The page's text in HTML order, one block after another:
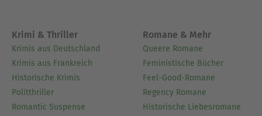
Krimi & Thriller
Krimis aus Deutschland
Krimis aus Frankreich
Historische Krimis
Politthriller
Romantic Suspense
Romane & Mehr
Queere Romane
Feministische Bücher
Feel-Good-Romane
Regency Romane
Historische Liebesromane